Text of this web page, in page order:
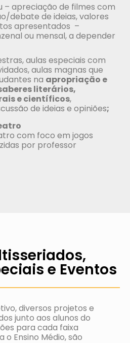
– apreciação de filmes com
debate de ideias, valores
apresentados –
ou mensal, a depender
aulas especiais com
aulas magnas que
na apropriação e
literários,
e científicos,
de ideias e opiniões;
com foco em jogos
por professor
e Eventos
diversos projetos e
junto aos alunos do
para cada faixa
Ensino Médio, são